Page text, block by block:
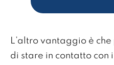
L’altro vantaggio è
di stare in contatto con